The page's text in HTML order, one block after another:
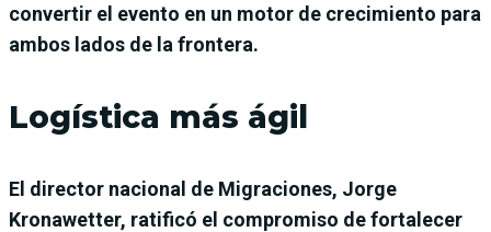
convertir el evento en un motor de crecimiento para
ambos lados de la frontera.
Logística más ágil
El director nacional de Migraciones, Jorge
Kronawetter, ratificó el compromiso de fortalecer